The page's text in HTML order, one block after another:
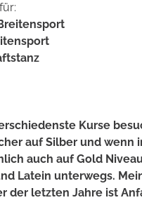
Kurse
auf Silber und wenn
auch auf Gold
Latein unterwegs.
der letzten Jahre ist